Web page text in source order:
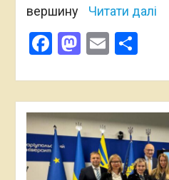
вершину
Читати далі
Facebook
Mastodon
Email